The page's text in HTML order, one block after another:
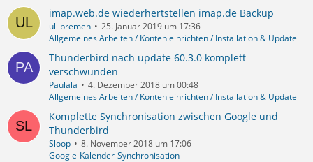
imap.web.de wiederhertstellen imap.de Backup
ullibremen
25. Januar 2019 um 17:36
Allgemeines Arbeiten / Konten einrichten / Installation & Update
Thunderbird nach update 60.3.0 komplett
verschwunden
Paulala
4. Dezember 2018 um 00:48
Allgemeines Arbeiten / Konten einrichten / Installation & Update
Komplette Synchronisation zwischen Google und
Thunderbird
Sloop
8. November 2018 um 17:06
Google-Kalender-Synchronisation